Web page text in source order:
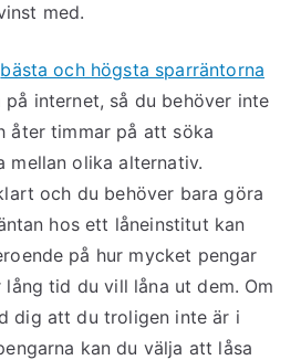
med.
bästa och högsta sparräntorna
internet, så du behöver inte
åter timmar på att söka
mellan olika alternativ.
och du behöver bara göra
hos ett låneinstitut kan
på hur mycket pengar
tid du vill låna ut dem. Om
dig att du troligen inte är i
kan du välja att låsa